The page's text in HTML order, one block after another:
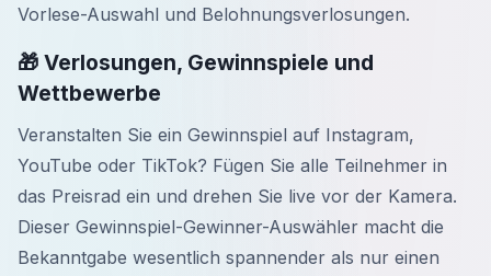
Vorlese-Auswahl und Belohnungsverlosungen.
🎁 Verlosungen, Gewinnspiele und
Wettbewerbe
Veranstalten Sie ein Gewinnspiel auf Instagram,
YouTube oder TikTok? Fügen Sie alle Teilnehmer in
das Preisrad ein und drehen Sie live vor der Kamera.
Dieser Gewinnspiel-Gewinner-Auswähler macht die
Bekanntgabe wesentlich spannender als nur einen